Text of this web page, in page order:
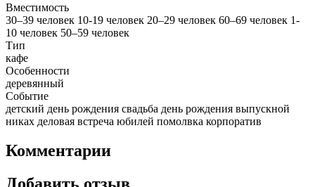
Вместимость
30–39 человек 10-19 человек 20–29 человек 60–69 человек 1-
10 человек 50–59 человек
Тип
кафе
Особенности
деревянный
Событие
детский день рождения свадьба день рождения выпускной
никах деловая встреча юбилей помолвка корпоратив
Комментарии